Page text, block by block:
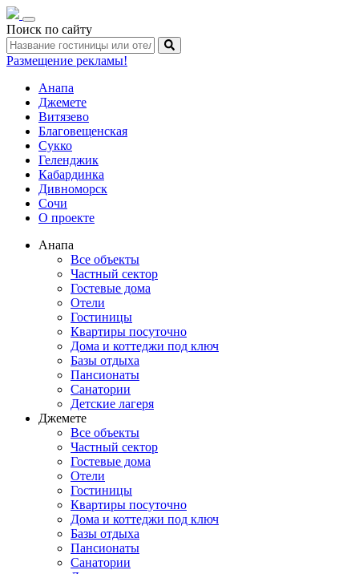
Toggle
navigation
Поиск по сайту
Размещение рекламы!
Анапа
Джемете
Витязево
Благовещенская
Сукко
Геленджик
Кабардинка
Дивноморск
Сочи
О проекте
Анапа
Все объекты
Частный сектор
Гостевые дома
Отели
Гостиницы
Квартиры посуточно
Дома и коттеджи под ключ
Базы отдыха
Пансионаты
Санатории
Детские лагеря
Джемете
Все объекты
Частный сектор
Гостевые дома
Отели
Гостиницы
Квартиры посуточно
Дома и коттеджи под ключ
Базы отдыха
Пансионаты
Санатории